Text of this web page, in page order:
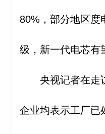
80%，部分地区度
级，新一代电芯有
央视记者在走
企业均表示工厂已